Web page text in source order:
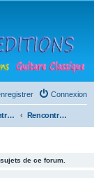
Connexion
Rencontres musicales Rencontres Mazille
de ce forum.